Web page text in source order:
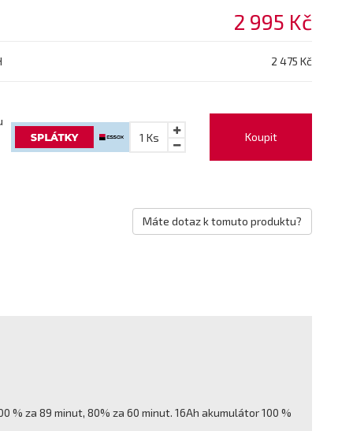
2 995 Kč
2 475 Kč
Koupit
1 Ks
Máte dotaz k tomuto produktu?
% za 89 minut, 80% za 60 minut. 16Ah akumulátor 100 %